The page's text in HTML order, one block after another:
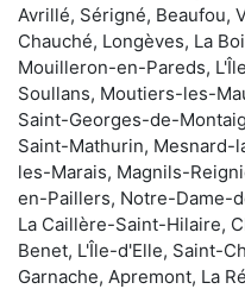
Avrillé, Sérigné, Beaufou,
Chauché, Longèves, La
Mouilleron-en-Pareds,
Soullans, Moutiers-les-
Saint-Georges-de-
Saint-Mathurin, Mesnard-
les-Marais, Magnils-
en-Paillers, Notre-Dame-
La Caillère-Saint-Hilaire,
Benet, L'Île-d'Elle, Saint-
Garnache, Apremont, La